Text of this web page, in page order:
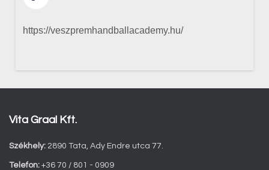
https://veszpremhandballacademy.hu/
Vita Graal Kft.
Székhely: 2890 Tata, Ady Endre utca 77.
Telefon: +36 70 / 801 - 0909